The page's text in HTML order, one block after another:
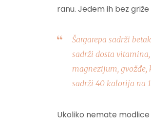
ranu. Jedem ih bez griže
Šargarepa sadrži
sadrži dosta vitamina,
magnezijum, gvožđe,
sadrži 40 kalorija na
Ukoliko nemate